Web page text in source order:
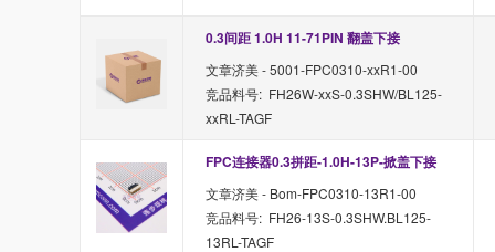
0.3间距 1.0H 11-71PIN 翻盖下接
文章济美 - 5001-FPC0310-xxR1-00
竞品料号: FH26W-xxS-0.3SHW/BL125-
xxRL-TAGF
FPC连接器0.3拼距-1.0H-13P-掀盖下接
文章济美 - Bom-FPC0310-13R1-00
竞品料号: FH26-13S-0.3SHW.BL125-
13RL-TAGF